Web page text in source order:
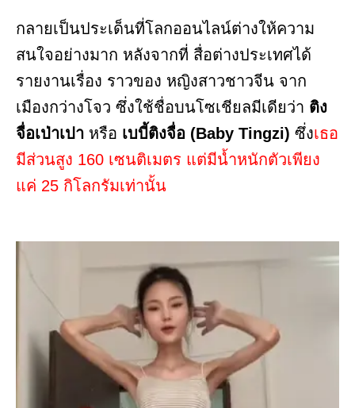
กลายเป็นประเด็นที่โลกออนไลน์ต่างให้ความ
สนใจอย่างมาก หลังจากที่ สื่อต่างประเทศได้
รายงานเรื่อง ราวของ หญิงสาวชาวจีน จาก
เมืองกว่างโจว ซึ่งใช้ชื่อบนโซเชียลมีเดียว่า ติง
จื่อเป่าเปา หรือ เบบี้ติงจื่อ (Baby Tingzi) ซึ่งเธอ
มีส่วนสูง 160 เซนติเมตร แต่มีน้ำหนักตัวเพียง
แค่ 25 กิโลกรัมเท่านั้น